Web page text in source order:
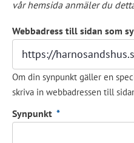
vår hemsida anmäler du
Webbadress till sidan som
Om din synpunkt gäller en
skriva in webbadressen till
Synpunkt *(obligatorisk)